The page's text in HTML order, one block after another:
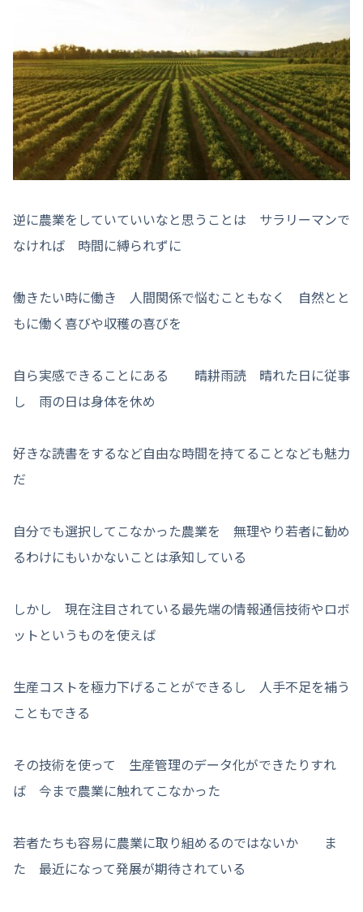
逆に農業をしていていいなと思うことは サラリーマンで
なければ 時間に縛られずに
働きたい時に働き 人間関係で悩むこともなく 自然とと
もに働く喜びや収穫の喜びを
自ら実感できることにある 晴耕雨読 晴れた日に従事
し 雨の日は身体を休め
好きな読書をするなど自由な時間を持てることなども魅力
だ
自分でも選択してこなかった農業を 無理やり若者に勧め
るわけにもいかないことは承知している
しかし 現在注目されている最先端の情報通信技術やロボ
ットというものを使えば
生産コストを極力下げることができるし 人手不足を補う
こともできる
その技術を使って 生産管理のデータ化ができたりすれ
ば 今まで農業に触れてこなかった
若者たちも容易に農業に取り組めるのではないか ま
た 最近になって発展が期待されている